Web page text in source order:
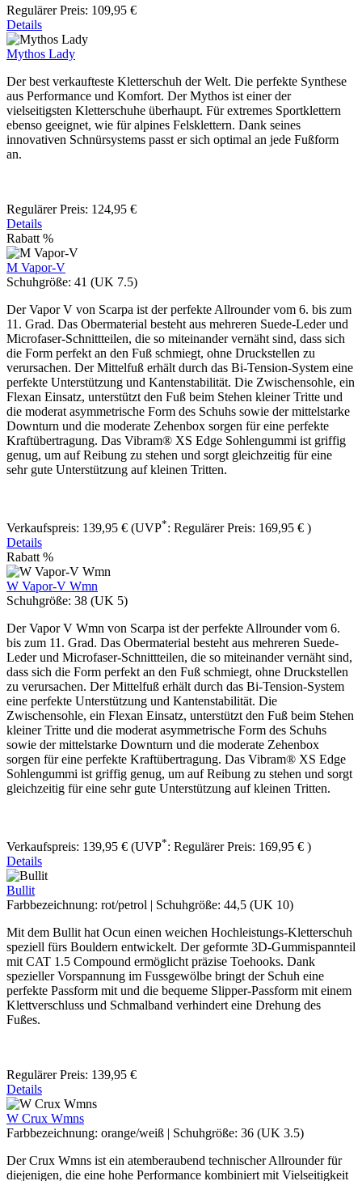
Regulärer Preis: 109,95 €
Details
Mythos Lady
Der best verkaufteste Kletterschuh der Welt. Die perfekte Synthese
aus Performance und Komfort. Der Mythos ist einer der
vielseitigsten Kletterschuhe überhaupt. Für extremes Sportklettern
ebenso geeignet, wie für alpines Felsklettern. Dank seines
innovativen Schnürsystems passt er sich optimal an jede Fußform
an.
Regulärer Preis: 124,95 €
Details
Rabatt %
M Vapor-V
Schuhgröße: 41 (UK 7.5)
Der Vapor V von Scarpa ist der perfekte Allrounder vom 6. bis zum
11. Grad. Das Obermaterial besteht aus mehreren Suede-Leder und
Microfaser-Schnittteilen, die so miteinander vernäht sind, dass sich
die Form perfekt an den Fuß schmiegt, ohne Druckstellen zu
verursachen. Der Mittelfuß erhält durch das Bi-Tension-System eine
perfekte Unterstützung und Kantenstabilität. Die Zwischensohle, ein
Flexan Einsatz, unterstützt den Fuß beim Stehen kleiner Tritte und
die moderat asymmetrische Form des Schuhs sowie der mittelstarke
Downturn und die moderate Zehenbox sorgen für eine perfekte
Kraftübertragung. Das Vibram® XS Edge Sohlengummi ist griffig
genug, um auf Reibung zu stehen und sorgt gleichzeitig für eine
sehr gute Unterstützung auf kleinen Tritten.
Verkaufspreis: 139,95 € (UVP*: Regulärer Preis: 169,95 € )
Details
Rabatt %
W Vapor-V Wmn
Schuhgröße: 38 (UK 5)
Der Vapor V Wmn von Scarpa ist der perfekte Allrounder vom 6.
bis zum 11. Grad. Das Obermaterial besteht aus mehreren Suede-
Leder und Microfaser-Schnittteilen, die so miteinander vernäht sind,
dass sich die Form perfekt an den Fuß schmiegt, ohne Druckstellen
zu verursachen. Der Mittelfuß erhält durch das Bi-Tension-System
eine perfekte Unterstützung und Kantenstabilität. Die
Zwischensohle, ein Flexan Einsatz, unterstützt den Fuß beim Stehen
kleiner Tritte und die moderat asymmetrische Form des Schuhs
sowie der mittelstarke Downturn und die moderate Zehenbox
sorgen für eine perfekte Kraftübertragung. Das Vibram® XS Edge
Sohlengummi ist griffig genug, um auf Reibung zu stehen und sorgt
gleichzeitig für eine sehr gute Unterstützung auf kleinen Tritten.
Verkaufspreis: 139,95 € (UVP*: Regulärer Preis: 169,95 € )
Details
Bullit
Farbbezeichnung: rot/petrol | Schuhgröße: 44,5 (UK 10)
Mit dem Bullit hat Ocun einen weichen Hochleistungs-Kletterschuh
speziell fürs Bouldern entwickelt. Der geformte 3D-Gummispannteil
mit CAT 1.5 Compound ermöglicht präzise Toehooks. Dank
spezieller Vorspannung im Fussgewölbe bringt der Schuh eine
perfekte Passform mit und die bequeme Slipper-Passform mit einem
Klettverschluss und Schmalband verhindert eine Drehung des
Fußes.
Regulärer Preis: 139,95 €
Details
W Crux Wmns
Farbbezeichnung: orange/weiß | Schuhgröße: 36 (UK 3.5)
Der Crux Wmns ist ein atemberaubend technischer Allrounder für
diejenigen, die eine hohe Performance kombiniert mit Vielseitigkeit